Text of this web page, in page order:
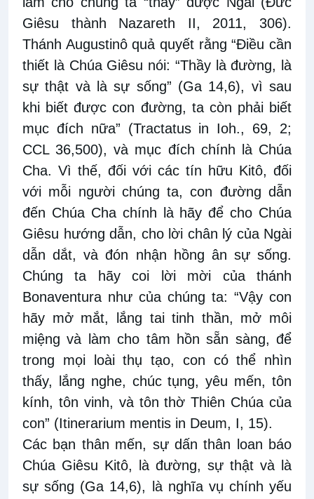
Giêsu thành Nazareth II, 2011, 306).
Thánh Augustinô quả quyết rằng “Điều cần
thiết là Chúa Giêsu nói: “Thầy là đường, là
sự thật và là sự sống” (Ga 14,6), vì sau
khi biết được con đường, ta còn phải biết
mục đích nữa” (Tractatus in Ioh., 69, 2;
CCL 36,500), và mục đích chính là Chúa
Cha. Vì thế, đối với các tín hữu Kitô, đối
với mỗi người chúng ta, con đường dẫn
đến Chúa Cha chính là hãy để cho Chúa
Giêsu hướng dẫn, cho lời chân lý của Ngài
dẫn dắt, và đón nhận hồng ân sự sống.
Chúng ta hãy coi lời mời của thánh
Bonaventura như của chúng ta: “Vậy con
hãy mở mắt, lắng tai tinh thần, mở môi
miệng và làm cho tâm hồn sẵn sàng, để
trong mọi loài thụ tạo, con có thể nhìn
thấy, lắng nghe, chúc tụng, yêu mến, tôn
kính, tôn vinh, và tôn thờ Thiên Chúa của
con” (Itinerarium mentis in Deum, I, 15).
Các bạn thân mến, sự dấn thân loan báo
Chúa Giêsu Kitô, là đường, sự thật và là
sự sống (Ga 14,6), là nghĩa vụ chính yếu